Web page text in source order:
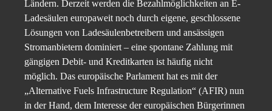
Ländern. Derzeit werden die Bezahlmöglichkeiten an E-
Ladesäulen europaweit noch durch eigene, geschlossene
Lösungen von Ladesäulenbetreibern und ansässigen
Stromanbietern dominiert – eine spontane Zahlung mit
gängigen Debit- und Kreditkarten ist häufig nicht
möglich. Das europäische Parlament hat es mit der
„Alternative Fuels Infrastructure Regulation“ (AFIR) nun
in der Hand, dem Interesse der europäischen Bürgerinnen